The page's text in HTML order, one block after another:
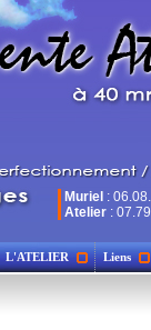
Muriel :
Atelier :
L'ATELIER Liens